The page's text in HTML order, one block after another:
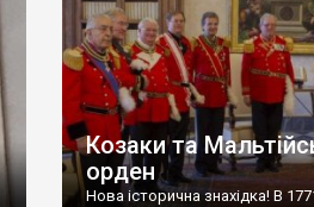
Козаки та
орден
Нова історична знахідка! В